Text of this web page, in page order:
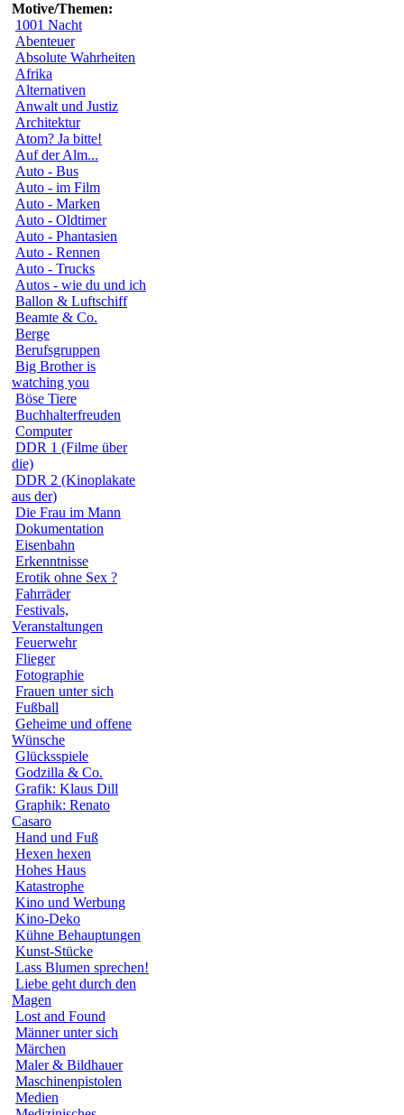
Motive/Themen:
1001 Nacht
Abenteuer
Absolute Wahrheiten
Afrika
Alternativen
Anwalt und Justiz
Architektur
Atom? Ja bitte!
Auf der Alm...
Auto - Bus
Auto - im Film
Auto - Marken
Auto - Oldtimer
Auto - Phantasien
Auto - Rennen
Auto - Trucks
Autos - wie du und ich
Ballon & Luftschiff
Beamte & Co.
Berge
Berufsgruppen
Big Brother is
watching you
Böse Tiere
Buchhalterfreuden
Computer
DDR 1 (Filme über
die)
DDR 2 (Kinoplakate
aus der)
Die Frau im Mann
Dokumentation
Eisenbahn
Erkenntnisse
Erotik ohne Sex ?
Fahrräder
Festivals,
Veranstaltungen
Feuerwehr
Flieger
Fotographie
Frauen unter sich
Fußball
Geheime und offene
Wünsche
Glücksspiele
Godzilla & Co.
Grafik: Klaus Dill
Graphik: Renato
Casaro
Hand und Fuß
Hexen hexen
Hohes Haus
Katastrophe
Kino und Werbung
Kino-Deko
Kühne Behauptungen
Kunst-Stücke
Lass Blumen sprechen!
Liebe geht durch den
Magen
Lost and Found
Männer unter sich
Märchen
Maler & Bildhauer
Maschinenpistolen
Medien